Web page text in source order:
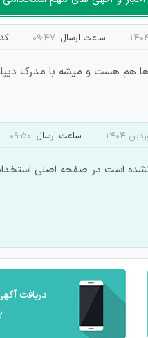
ساعت ارسال: ۰۹:۴۷
هم هست و میشه با مدرک
ساعت ارسال: ۰۹:۵۰
است در صفحه اصلی
دریافت